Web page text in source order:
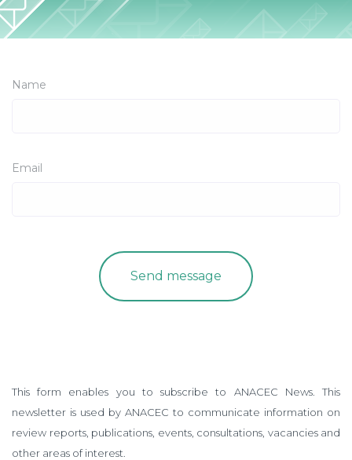
Name
Email
This form enables you to subscribe to ANACEC News. This
newsletter is used by ANACEC to communicate information on
review reports, publications, events, consultations, vacancies and
other areas of interest.